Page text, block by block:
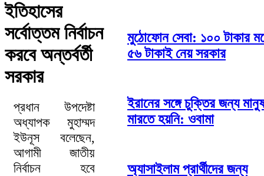
ইতিহাসের
সর্বোত্তম নির্বাচন
করবে অন্তর্বর্তী
সরকার
প্রধান উপদেষ্টা
অধ্যাপক মুহাম্মদ
ইউনূস বলেছেন,
আগামী জাতীয়
নির্বাচন হবে
মুঠোফোন সেবা: ১০০ টাকার
৫৬ টাকাই নেয় সরকার
ইরানের সঙ্গে চুক্তির জন্য
মারতে হয়নি: ওবামা
অ্যাসাইলাম প্রার্থীদের জন্য